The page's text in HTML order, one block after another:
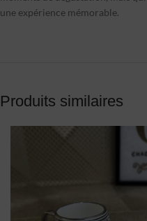
une expérience mémorable.
Produits similaires